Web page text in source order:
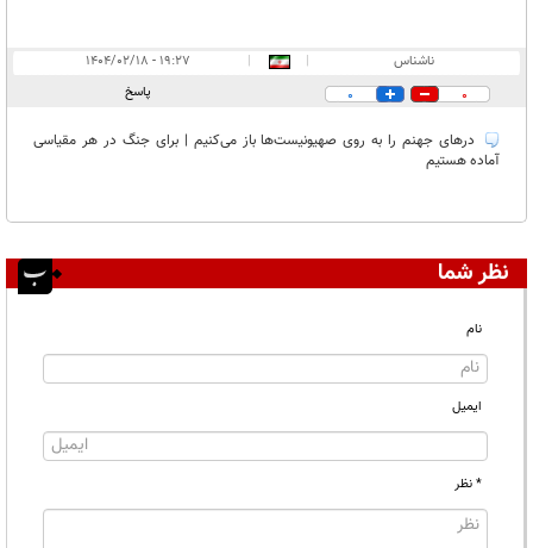
ناشناس |
|
۱۹:۲۷ - ۱۴۰۴/۰۲/۱۸
0
0 پاسخ
در‌های جهنم را به روی صهیونیست‌ها باز می‌کنیم | برای جنگ در هر مقیاسی
آماده هستیم
نظر شما
نام
ایمیل
* نظر